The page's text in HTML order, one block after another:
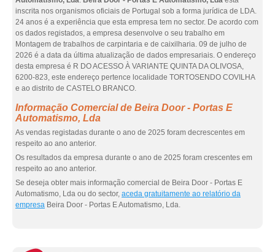
inscrita nos organismos oficiais de Portugal sob a forma jurídica de LDA.
24 anos é a experiência que esta empresa tem no sector. De acordo com
os dados registados, a empresa desenvolve o seu trabalho em
Montagem de trabalhos de carpintaria e de caixilharia. 09 de julho de
2026 é a data da última atualização de dados empresariais. O endereço
desta empresa é R DO ACESSO À VARIANTE QUINTA DA OLIVOSA,
6200-823, este endereço pertence localidade TORTOSENDO COVILHA
e ao distrito de CASTELO BRANCO.
Informação Comercial de Beira Door - Portas E
Automatismo, Lda
As vendas registadas durante o ano de 2025 foram decrescentes em
respeito ao ano anterior.
Os resultados da empresa durante o ano de 2025 foram crescentes em
respeito ao ano anterior.
Se deseja obter mais informação comercial de Beira Door - Portas E
Automatismo, Lda ou do sector, aceda gratuitamente ao relatório da
empresa Beira Door - Portas E Automatismo, Lda.